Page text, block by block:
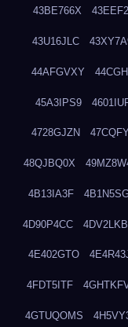
43BE766X
43U16JLC
44AFGVXY
45A3IPS9
4728GJZN
48QJBQ0X
4B13IA3F
4D90P4CC
4E402GTO
4FDT5ITF
4GTUQOMS